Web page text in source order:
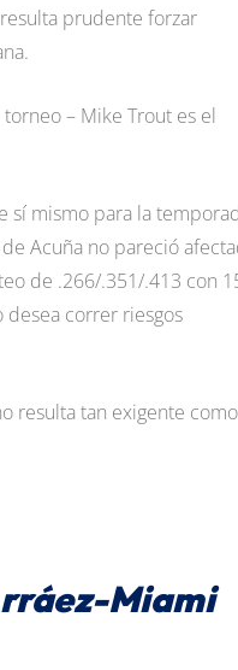
prudente forzar
– Mike Trout es el
sí mismo para la
Acuña no pareció
de .266/.351/.413 con
desea correr riesgos
resulta tan exigente
Miami